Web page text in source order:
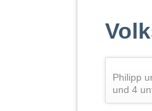
Philipp
und 4